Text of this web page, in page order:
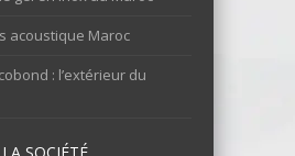
acoustique Maroc
: l’extérieur du